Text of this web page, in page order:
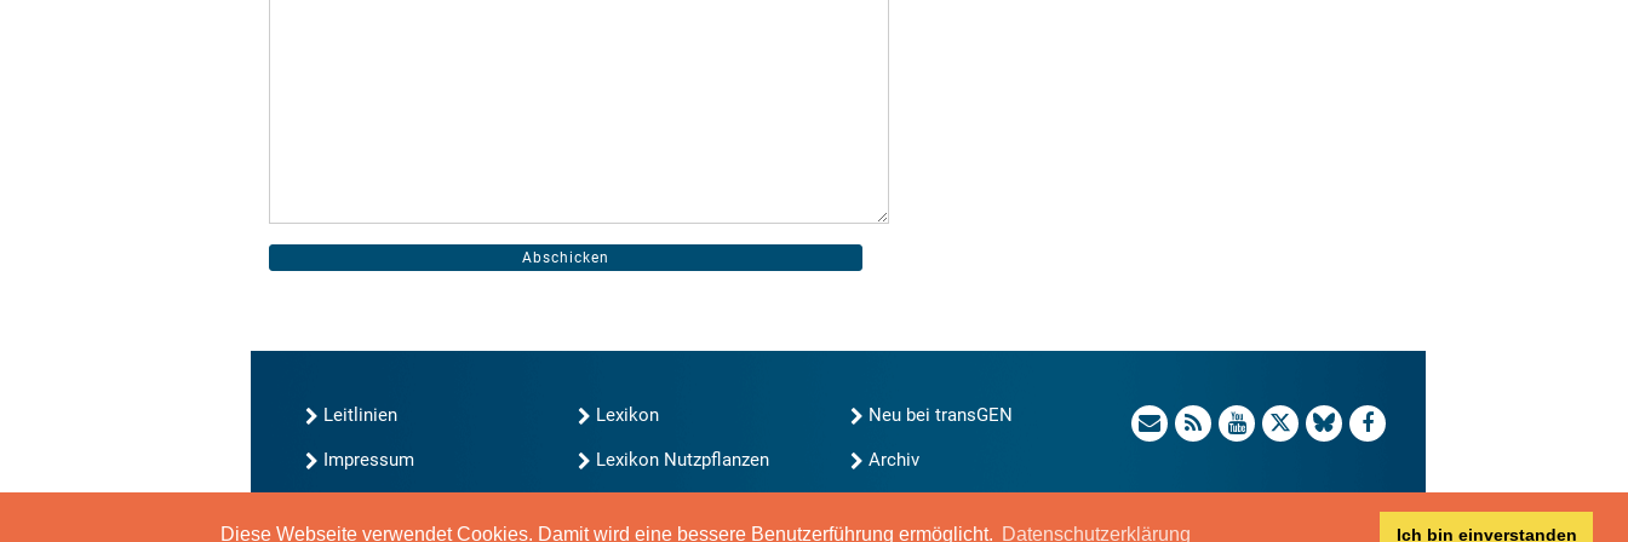
Diese Webseite verwendet Cookies. Damit wird eine bessere Benutzerführung ermöglicht. Datenschutzerklärung Ich bin einverstanden
Leitlinien
Impressum
Lexikon
Lexikon Nutzpflanzen
Neu bei transGEN
Archiv
Gene